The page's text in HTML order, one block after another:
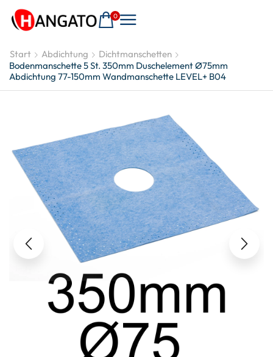
0
Start Abdichtung
Dichtmanschetten
Bodenmanschette 5 St. 350mm Duschelement Ø75mm
Abdichtung 77-150mm Wandmanschette LEVEL+ B04